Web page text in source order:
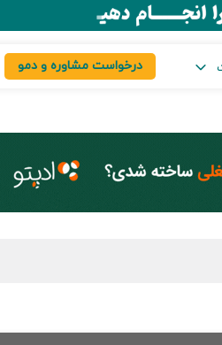
درخواست مشاوره و دمو